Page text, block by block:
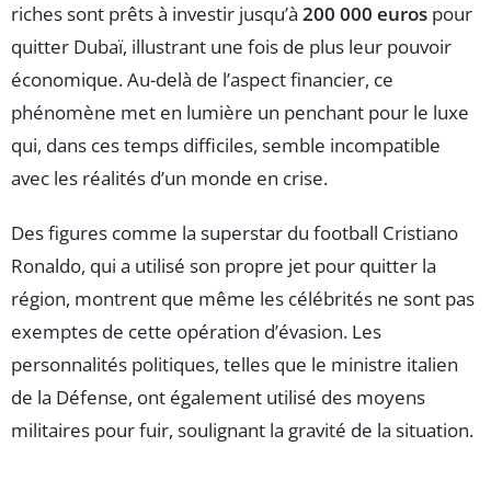
riches sont prêts à investir jusqu’à 200 000 euros pour
quitter Dubaï, illustrant une fois de plus leur pouvoir
économique. Au-delà de l’aspect financier, ce
phénomène met en lumière un penchant pour le luxe
qui, dans ces temps difficiles, semble incompatible
avec les réalités d’un monde en crise.
Des figures comme la superstar du football Cristiano
Ronaldo, qui a utilisé son propre jet pour quitter la
région, montrent que même les célébrités ne sont pas
exemptes de cette opération d’évasion. Les
personnalités politiques, telles que le ministre italien
de la Défense, ont également utilisé des moyens
militaires pour fuir, soulignant la gravité de la situation.